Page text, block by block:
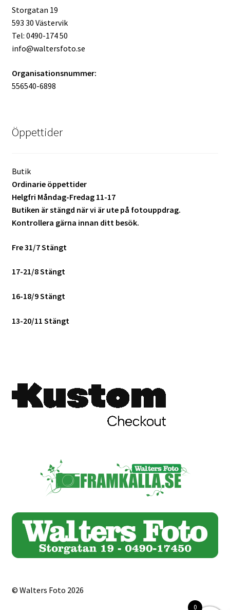
Storgatan 19
593 30 Västervik
Tel: 0490-174 50
info@waltersfoto.se
Organisationsnummer:
556540-6898
Öppettider
Butik
Ordinarie öppettider
Helgfri Måndag-Fredag 11-17
Butiken är stängd när vi är ute på fotouppdrag.
Kontrollera gärna innan ditt besök.
Fre 31/7 Stängt
17-21/8 Stängt
16-18/9 Stängt
13-20/11 Stängt
© Walters Foto 2026
0